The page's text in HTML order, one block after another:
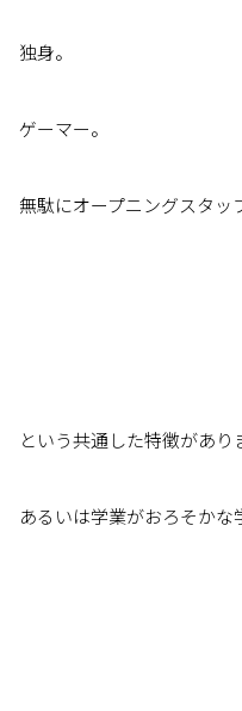
独身。
ゲーマー。
無駄にオープニングスタッ
という共通した特徴があり
あるいは学業がおろそかな